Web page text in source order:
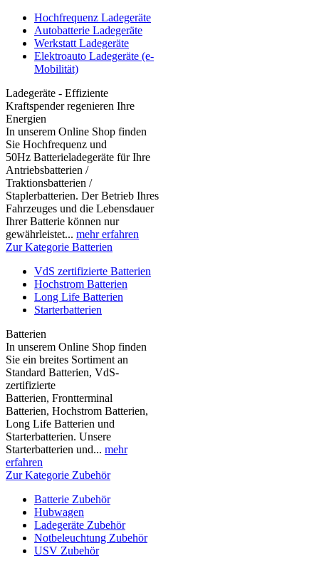
Hochfrequenz Ladegeräte
Autobatterie Ladegeräte
Werkstatt Ladegeräte
Elektroauto Ladegeräte (e-
Mobilität)
Ladegeräte - Effiziente
Kraftspender regenieren Ihre
Energien
In unserem Online Shop finden
Sie Hochfrequenz und
50Hz Batterieladegeräte für Ihre
Antriebsbatterien /
Traktionsbatterien /
Staplerbatterien. Der Betrieb Ihres
Fahrzeuges und die Lebensdauer
Ihrer Batterie können nur
gewährleistet... mehr erfahren
Zur Kategorie Batterien
VdS zertifizierte Batterien
Hochstrom Batterien
Long Life Batterien
Starterbatterien
Batterien
In unserem Online Shop finden
Sie ein breites Sortiment an
Standard Batterien, VdS-
zertifizierte
Batterien, Frontterminal
Batterien, Hochstrom Batterien,
Long Life Batterien und
Starterbatterien. Unsere
Starterbatterien und... mehr
erfahren
Zur Kategorie Zubehör
Batterie Zubehör
Hubwagen
Ladegeräte Zubehör
Notbeleuchtung Zubehör
USV Zubehör